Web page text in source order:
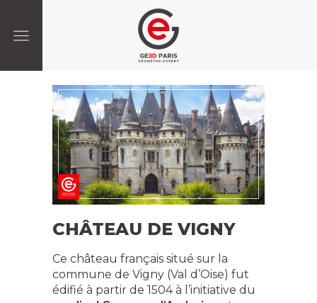
CHÂTEAU DE VIGNY
Ce château français situé sur la
commune de Vigny (Val d’Oise) fut
édifié à partir de 1504 à l’initiative du